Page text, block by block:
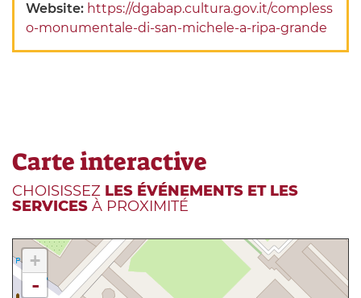
Website: https://dgabap.cultura.gov.it/compless
o-monumentale-di-san-michele-a-ripa-grande
Carte interactive
CHOISISSEZ LES ÉVÉNEMENTS ET LES
SERVICES À PROXIMITÉ
+
-